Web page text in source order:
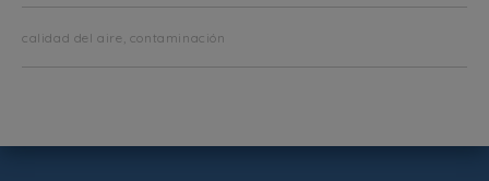
calidad del aire, contaminación